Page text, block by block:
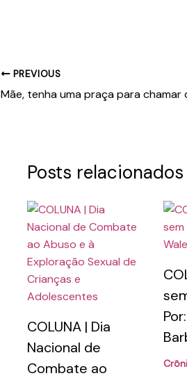
PREVIOUS
Mãe, tenha uma praça para chamar
Posts relacionados
COLUNA | Dia
Nacional de
Combate ao